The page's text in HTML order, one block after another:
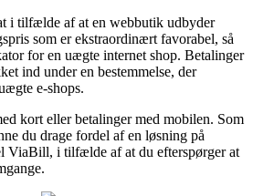
i tilfælde af at en webbutik udbyder
som er ekstraordinært favorabel, så
for en uægte internet shop. Betalinger
ind under en bestemmelse, der
e-shops.
kort eller betalinger med mobilen. Som
du drage fordel af en løsning på
ViaBill, i tilfælde af at du efterspørger at